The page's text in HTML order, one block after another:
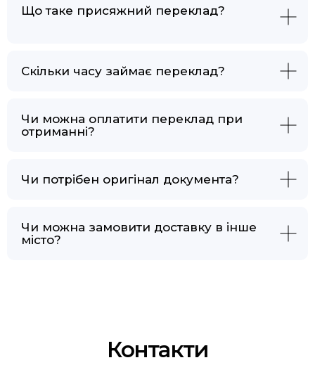
Що таке присяжний переклад?
Скільки часу займає переклад?
Чи можна оплатити переклад при
отриманні?
Чи потрібен оригінал документа?
Чи можна замовити доставку в інше
місто?